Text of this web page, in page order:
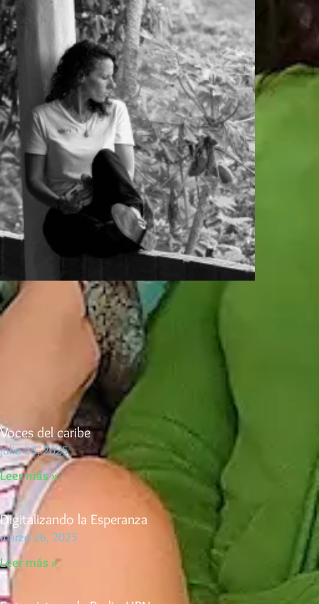
Voces del caribe
julio 23, 2025
Leer más »
Digitalizando la Esperanza
marzo 26, 2025
Leer más »